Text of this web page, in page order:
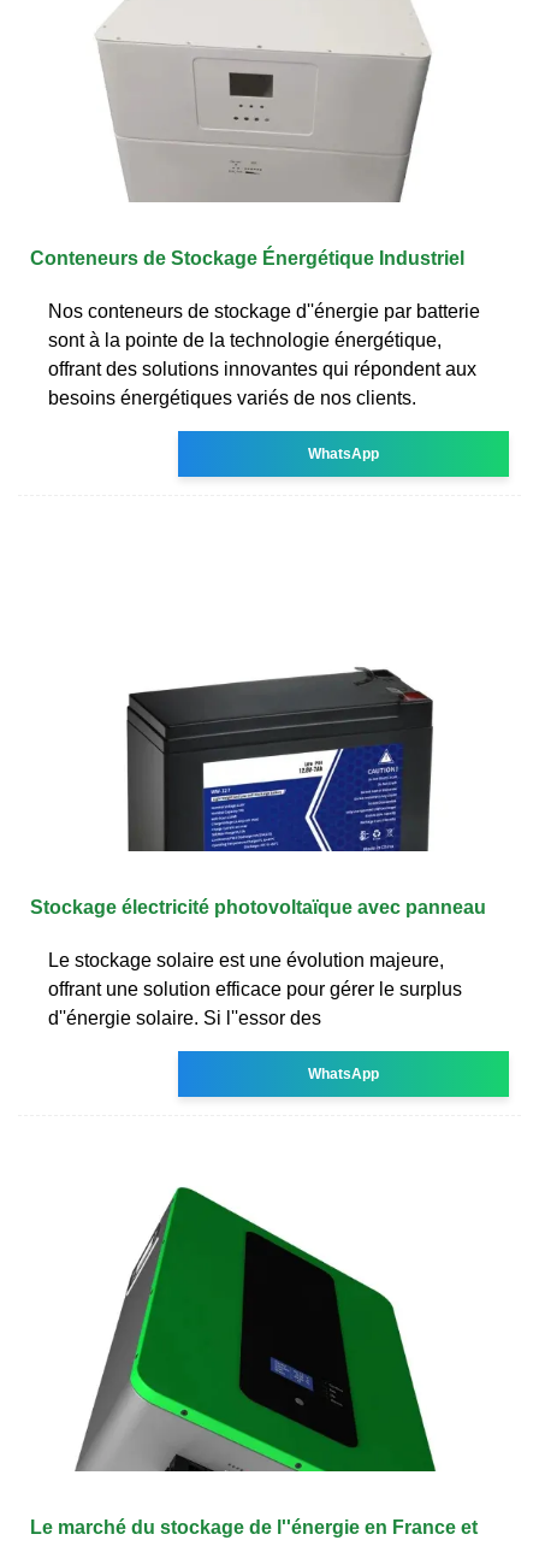
Conteneurs de Stockage Énergétique Industriel
Nos conteneurs de stockage d''énergie par batterie
sont à la pointe de la technologie énergétique,
offrant des solutions innovantes qui répondent aux
besoins énergétiques variés de nos clients.
WhatsApp
Stockage électricité photovoltaïque avec panneau
Le stockage solaire est une évolution majeure,
offrant une solution efficace pour gérer le surplus
d''énergie solaire. Si l''essor des
WhatsApp
Le marché du stockage de l''énergie en France et